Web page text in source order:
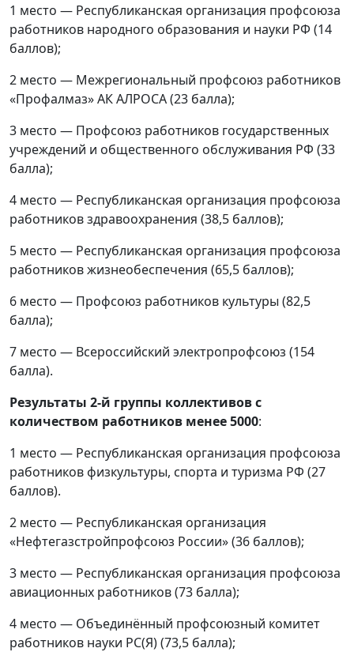
1 место — Республиканская организация профсоюза
работников народного образования и науки РФ (14
баллов);
2 место — Межрегиональный профсоюз работников
«Профалмаз» АК АЛРОСА (23 балла);
3 место — Профсоюз работников государственных
учреждений и общественного обслуживания РФ (33
балла);
4 место — Республиканская организация профсоюза
работников здравоохранения (38,5 баллов);
5 место — Республиканская организация профсоюза
работников жизнеобеспечения (65,5 баллов);
6 место — Профсоюз работников культуры (82,5
балла);
7 место — Всероссийский электропрофсоюз (154
балла).
Результаты 2-й группы коллективов с
количеством работников менее 5000:
1 место — Республиканская организация профсоюза
работников физкультуры, спорта и туризма РФ (27
баллов).
2 место — Республиканская организация
«Нефтегазстройпрофсоюз России» (36 баллов);
3 место — Республиканская организация профсоюза
авиационных работников (73 балла);
4 место — Объединённый профсоюзный комитет
работников науки РС(Я) (73,5 балла);